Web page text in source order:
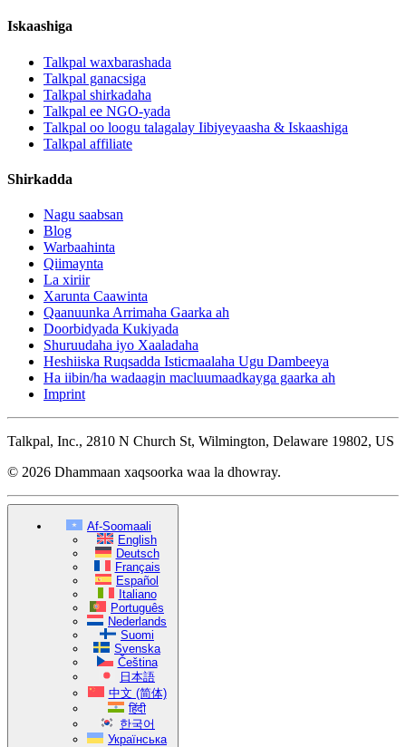
Iskaashiga
Talkpal waxbarashada
Talkpal ganacsiga
Talkpal shirkadaha
Talkpal ee NGO-yada
Talkpal oo loogu talagalay Iibiyeyaasha & Iskaashiga
Talkpal affiliate
Shirkadda
Nagu saabsan
Blog
Warbaahinta
Qiimaynta
La xiriir
Xarunta Caawinta
Qaanuunka Arrimaha Gaarka ah
Doorbidyada Kukiyada
Shuruudaha iyo Xaaladaha
Heshiiska Ruqsadda Isticmaalaha Ugu Dambeeya
Ha iibin/ha wadaagin macluumaadkayga gaarka ah
Imprint
Talkpal, Inc., 2810 N Church St, Wilmington, Delaware 19802, US
© 2026 Dhammaan xaqsoorka waa la dhowray.
Af-Soomaali
English
Deutsch
Français
Español
Italiano
Português
Nederlands
Suomi
Svenska
Čeština
日本語
中文 (简体)
हिंदी
한국어
Українська